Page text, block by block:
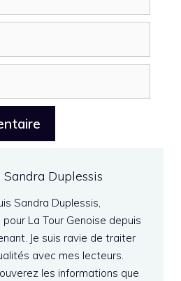
Duplessis
Sandra Duplessis,
La Tour Genoise depuis
Je suis ravie de traiter
avec mes lecteurs.
les informations que